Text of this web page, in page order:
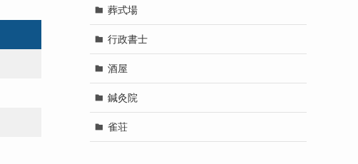
葬式場
行政書士
酒屋
鍼灸院
雀荘